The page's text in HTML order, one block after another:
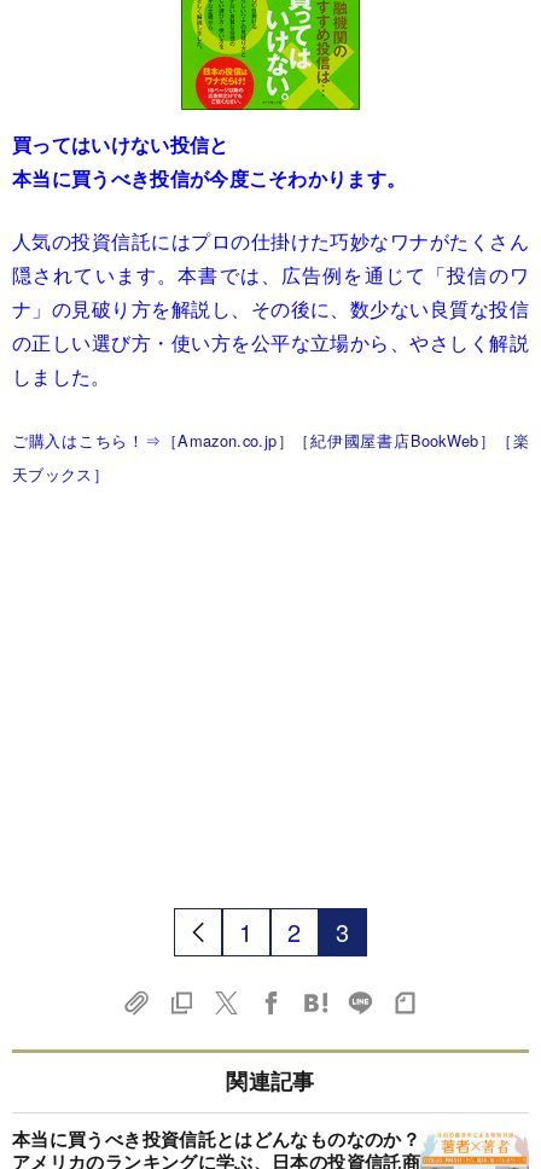
買ってはいけない投信と
本当に買うべき投信が今度こそわかります。
人気の投資信託にはプロの仕掛けた巧妙なワナがたくさん
隠されています。本書では、広告例を通じて「投信のワ
ナ」の見破り方を解説し、その後に、数少ない良質な投信
の正しい選び方・使い方を公平な立場から、やさしく解説
しました。
ご購入はこちら！⇒ ［Amazon.co.jp］ ［紀伊國屋書店BookWeb］
［楽
天ブックス］
1 2 3
関連記事
本当に買うべき投資信託とはどんなものなのか？
アメリカのランキングに学ぶ、日本の投資信託商